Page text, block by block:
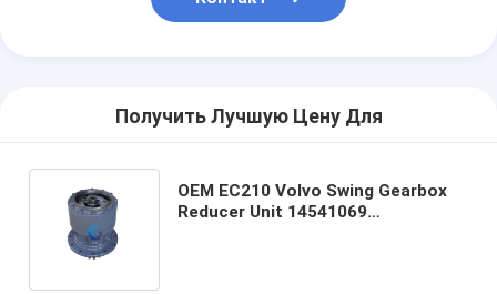
Получить Лучшую Цену Для
OEM EC210 Volvo Swing Gearbox
Reducer Unit 14541069